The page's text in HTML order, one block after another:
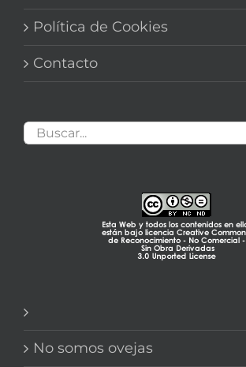
Política de Cookies
Contacto
Buscar:
No somos ovejas